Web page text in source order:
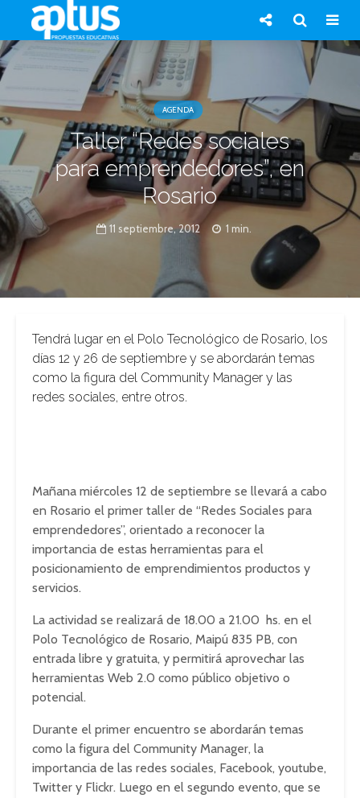
AGENDA
Taller “Redes sociales
para emprendedores”, en
Rosario
11 septiembre, 2012 1 min.
Tendrá lugar en el Polo Tecnológico de Rosario, los
días 12 y 26 de septiembre y se abordarán temas
como la figura del Community Manager y las
redes sociales, entre otros.
Mañana miércoles 12 de septiembre se llevará a cabo
en Rosario el primer taller de “Redes Sociales para
emprendedores”, orientado a reconocer la
importancia de estas herramientas para el
posicionamiento de emprendimientos productos y
servicios.
La actividad se realizará de 18.00 a 21.00 hs. en el
Polo Tecnológico de Rosario, Maipú 835 PB, con
entrada libre y gratuita, y permitirá aprovechar las
herramientas Web 2.0 como público objetivo o
potencial.
Durante el primer encuentro se abordarán temas
como la figura del Community Manager, la
importancia de las redes sociales, Facebook, youtube,
Twitter y Flickr. Luego en el segundo evento, que se